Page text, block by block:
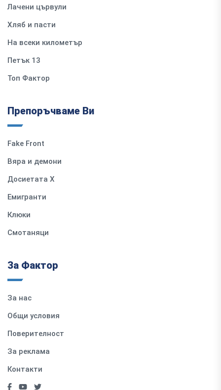
Лачени цървули
Хляб и пасти
На всеки километър
Петък 13
Топ Фактор
Препоръчваме Ви
Fake Front
Вяра и демони
Досиетата Х
Емигранти
Клюки
Смотаняци
За Фактор
За нас
Общи условия
Поверителност
За реклама
Контакти